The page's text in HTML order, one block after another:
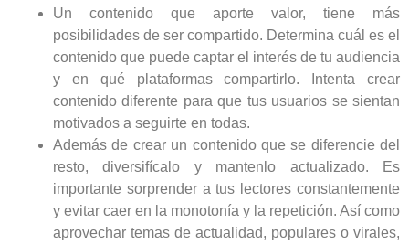
Un contenido que aporte valor, tiene más
posibilidades de ser compartido. Determina cuál es el
contenido que puede captar el interés de tu audiencia
y en qué plataformas compartirlo. Intenta crear
contenido diferente para que tus usuarios se sientan
motivados a seguirte en todas.
Además de crear un contenido que se diferencie del
resto, diversifícalo y mantenlo actualizado. Es
importante sorprender a tus lectores constantemente
y evitar caer en la monotonía y la repetición. Así como
aprovechar temas de actualidad, populares o virales,